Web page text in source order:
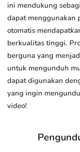
ini mendukung
dapat menggunakan
otomatis
berkualitas tinggi.
berguna yang
untuk mengunduh
dapat digunakan
yang ingin
video!